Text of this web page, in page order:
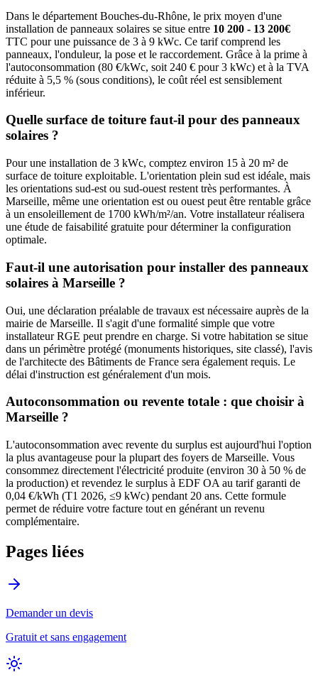
Dans le département Bouches-du-Rhône, le prix moyen d'une
installation de panneaux solaires se situe entre 10 200 - 13 200€
TTC pour une puissance de 3 à 9 kWc. Ce tarif comprend les
panneaux, l'onduleur, la pose et le raccordement. Grâce à la prime à
l'autoconsommation (80 €/kWc, soit 240 € pour 3 kWc) et à la TVA
réduite à 5,5 % (sous conditions), le coût réel est sensiblement
inférieur.
Quelle surface de toiture faut-il pour des panneaux
solaires ?
Pour une installation de 3 kWc, comptez environ 15 à 20 m² de
surface de toiture exploitable. L'orientation plein sud est idéale, mais
les orientations sud-est ou sud-ouest restent très performantes. À
Marseille, même une orientation est ou ouest peut être rentable grâce
à un ensoleillement de 1700 kWh/m²/an. Votre installateur réalisera
une étude de faisabilité gratuite pour déterminer la configuration
optimale.
Faut-il une autorisation pour installer des panneaux
solaires à Marseille ?
Oui, une déclaration préalable de travaux est nécessaire auprès de la
mairie de Marseille. Il s'agit d'une formalité simple que votre
installateur RGE peut prendre en charge. Si votre habitation se situe
dans un périmètre protégé (monuments historiques, site classé), l'avis
de l'architecte des Bâtiments de France sera également requis. Le
délai d'instruction est généralement d'un mois.
Autoconsommation ou revente totale : que choisir à
Marseille ?
L'autoconsommation avec revente du surplus est aujourd'hui l'option
la plus avantageuse pour la plupart des foyers de Marseille. Vous
consommez directement l'électricité produite (environ 30 à 50 % de
la production) et revendez le surplus à EDF OA au tarif garanti de
0,04 €/kWh (T1 2026, ≤9 kWc) pendant 20 ans. Cette formule
permet de réduire votre facture tout en générant un revenu
complémentaire.
Pages liées
Demander un devis
Gratuit et sans engagement